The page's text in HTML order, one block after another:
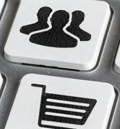
درگاه های پرداخت اینترنتی